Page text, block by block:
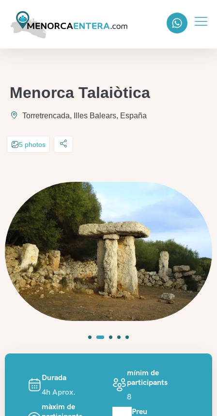
Menorca Talaiòtica
Torretrencada, Illes Balears, España
5 photos
Durada
4h Aprox.
mínim de
participants
8
màxim de
Preu